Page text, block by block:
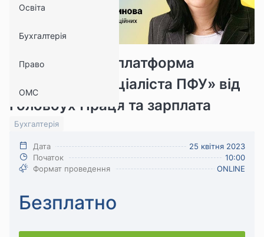
Освіта
Бухгалтерія
Право
ОМС
Комунікаційна платформа
«Запитай у спеціаліста ПФУ» від
Головбух Праця та зарплата
Бухгалтерія
Дата
25 квітня 2023
Початок
10:00
Формат проведення
ONLINE
Безплатно